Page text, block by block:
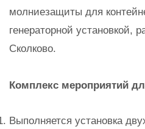
молниезащиты для
генераторной установкой,
Сколково.
Комплекс мероприятий
​Выполняется установка